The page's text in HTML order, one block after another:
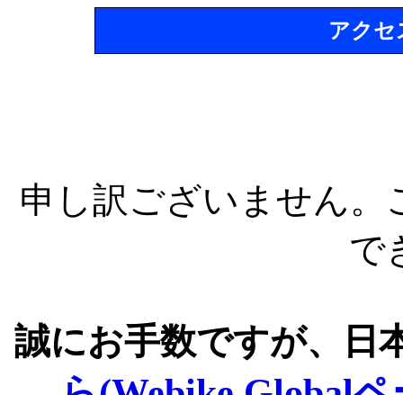
アクセ
申し訳ございません
で
誠にお手数ですが、日